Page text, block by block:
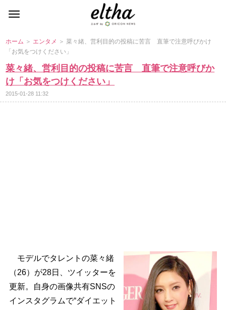
ホーム ＞ エンタメ ＞ 菜々緒、営利目的の投稿に苦言 直筆で注意呼びかけ
「お気をつけください」
菜々緒、営利目的の投稿に苦言 直筆で注意呼びか
け「お気をつけください」
2015-01-28 11:32
モデルでタレントの菜々緒
（26）が28日、ツイッターを
更新。自身の画像共有SNSの
インスタグラムで“ダイエット